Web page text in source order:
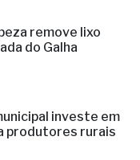
remove lixo
do Galha
investe em
produtores rurais